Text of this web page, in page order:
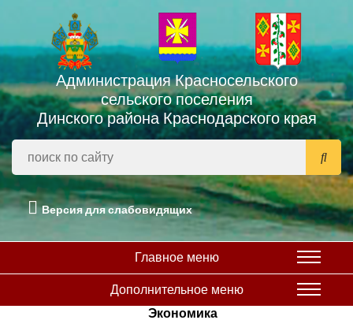
Администрация Красносельского
сельского поселения
Динского района Краснодарского края
Версия для слабовидящих
Главное меню
Дополнительное меню
Экономика